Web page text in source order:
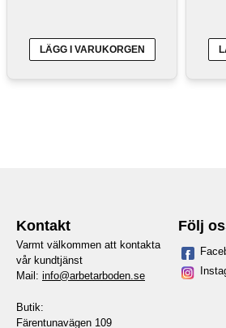
LÄGG I VARUKORGEN
Kontakt
Varmt välkommen att kontakta
vår kundtjänst
Mail: info@arbetarboden.se
Butik:
Färentunavägen 109
Följ